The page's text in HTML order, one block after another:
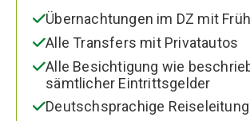
Übernachtungen im DZ mit
Alle Transfers mit Privatautos
Alle Besichtigung wie
sämtlicher Eintrittsgelder
Deutschsprachige Reiseleitung